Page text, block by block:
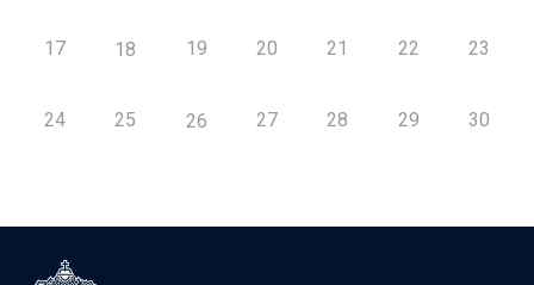
17 18 19 20 21 22 23
24 25 26 27 28 29 30